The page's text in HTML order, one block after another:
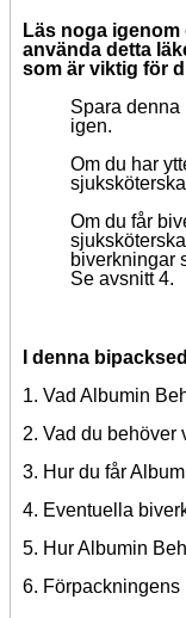
Läs noga
använda detta
som är viktig för
Spara denna
igen.
Om du har
Om du får
biverkningar
Se avsnitt 4.
I denna
1. Vad Albumin
2. Vad du behöver
3. Hur du får
4. Eventuella
5. Hur Albumin
6.